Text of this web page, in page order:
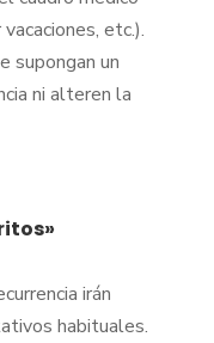
etc.).
supongan un
ni alteren la
irán
habituales.